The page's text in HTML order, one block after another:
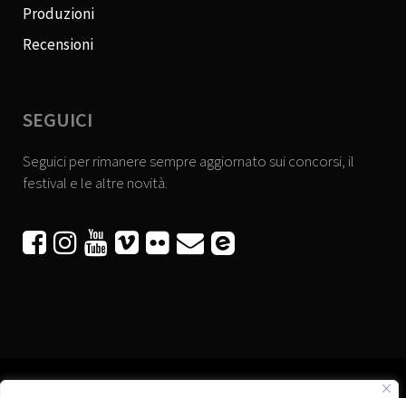
Produzioni
Recensioni
SEGUICI
Seguici per rimanere sempre aggiornato sui concorsi, il
festival e le altre novità.
     